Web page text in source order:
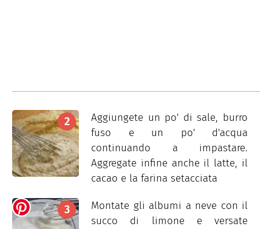
Aggiungete un po' di sale, burro
fuso e un po' d'acqua
continuando a impastare.
Aggregate infine anche il latte, il
cacao e la farina setacciata
Montate gli albumi a neve con il
succo di limone e versate